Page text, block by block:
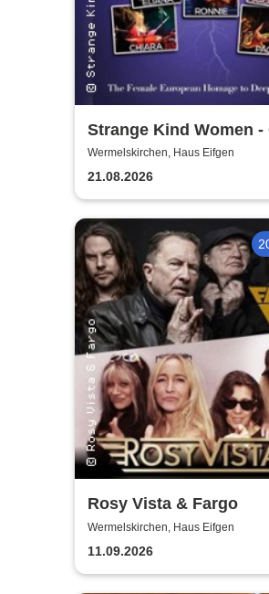
Strange Kind Women -
Air Summerstage
Wermelskirchen, Haus Eifgen
21.08.2026
Rosy Vista & Fargo
Wermelskirchen, Haus Eifgen
11.09.2026